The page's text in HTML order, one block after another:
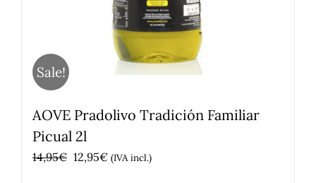
Sale!
AOVE Pradolivo Tradición Familiar
Picual 2l
14,95€ El
12,95€El(IVA incl.)